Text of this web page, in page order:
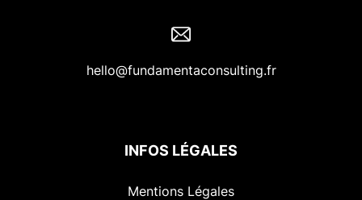
hello@fundamentaconsulting.fr
INFOS LÉGALES
Mentions Légales